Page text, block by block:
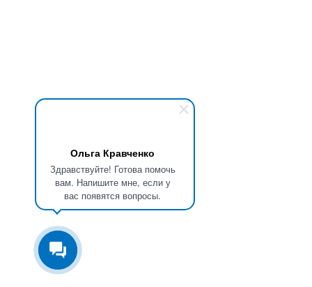
Ольга Кравченко
Здравствуйте! Готова помочь
вам. Напишите мне, если у
вас появятся вопросы.